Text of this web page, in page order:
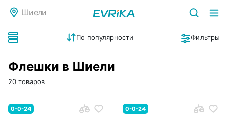
Шиели
По популярности Фильтры
Флешки в Шиели
20 товаров
0-0-24 0-0-24